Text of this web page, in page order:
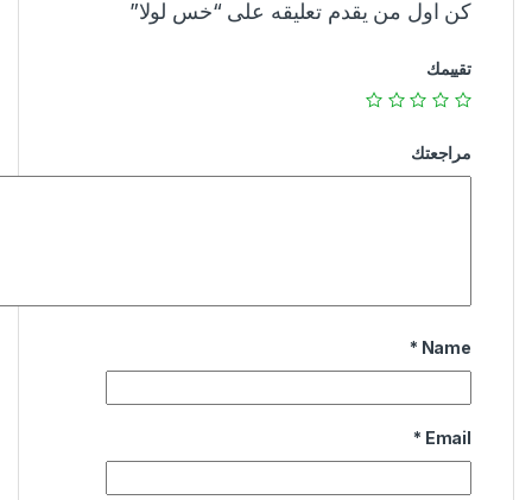
كن اول من يقدم تعليقه على “خس لولا”
تقييمك
مراجعتك
Name
*
Email
*